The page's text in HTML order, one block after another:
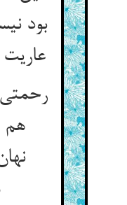
بود
رحمتی
هم